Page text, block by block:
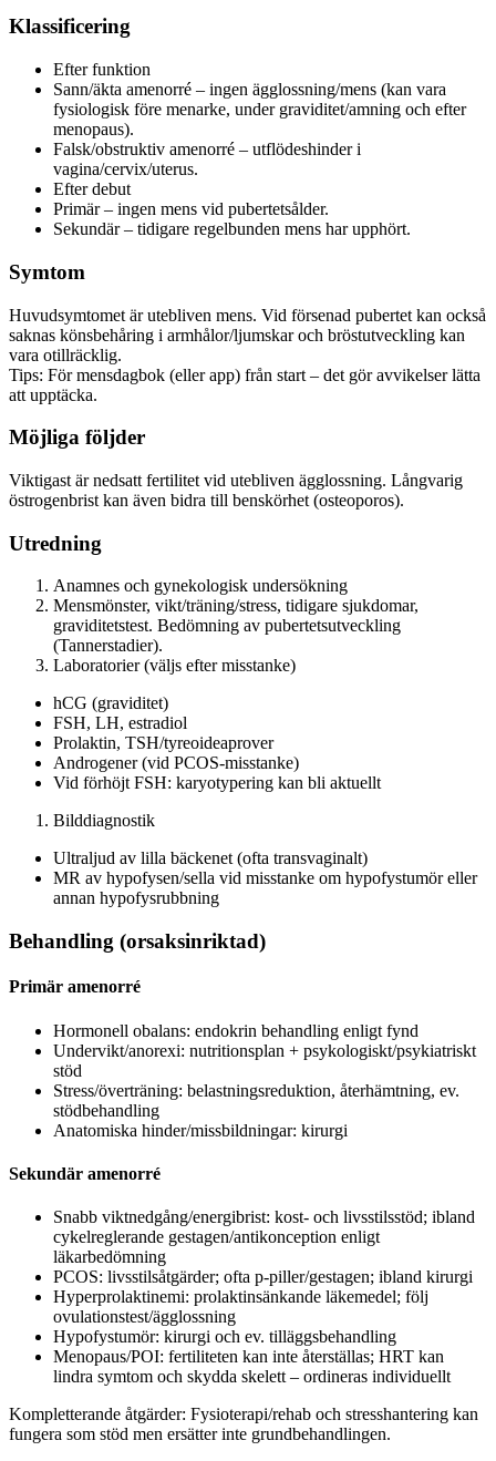
Klassificering
Efter funktion
Sann/äkta amenorré – ingen ägglossning/mens (kan vara
fysiologisk före menarke, under graviditet/amning och efter
menopaus).
Falsk/obstruktiv amenorré – utflödeshinder i
vagina/cervix/uterus.
Efter debut
Primär – ingen mens vid pubertetsålder.
Sekundär – tidigare regelbunden mens har upphört.
Symtom
Huvudsymtomet är utebliven mens. Vid försenad pubertet kan också
saknas könsbehåring i armhålor/ljumskar och bröstutveckling kan
vara otillräcklig.
Tips: För mensdagbok (eller app) från start – det gör avvikelser lätta
att upptäcka.
Möjliga följder
Viktigast är nedsatt fertilitet vid utebliven ägglossning. Långvarig
östrogenbrist kan även bidra till benskörhet (osteoporos).
Utredning
Anamnes och gynekologisk undersökning
Mensmönster, vikt/träning/stress, tidigare sjukdomar,
graviditetstest. Bedömning av pubertetsutveckling
(Tannerstadier).
Laboratorier (väljs efter misstanke)
hCG (graviditet)
FSH, LH, estradiol
Prolaktin, TSH/tyreoideaprover
Androgener (vid PCOS-misstanke)
Vid förhöjt FSH: karyotypering kan bli aktuellt
Bilddiagnostik
Ultraljud av lilla bäckenet (ofta transvaginalt)
MR av hypofysen/sella vid misstanke om hypofystumör eller
annan hypofysrubbning
Behandling (orsaksinriktad)
Primär amenorré
Hormonell obalans: endokrin behandling enligt fynd
Undervikt/anorexi: nutritionsplan + psykologiskt/psykiatriskt
stöd
Stress/överträning: belastningsreduktion, återhämtning, ev.
stödbehandling
Anatomiska hinder/missbildningar: kirurgi
Sekundär amenorré
Snabb viktnedgång/energibrist: kost- och livsstilsstöd; ibland
cykelreglerande gestagen/antikonception enligt
läkarbedömning
PCOS: livsstilsåtgärder; ofta p-piller/gestagen; ibland kirurgi
Hyperprolaktinemi: prolaktinsänkande läkemedel; följ
ovulationstest/ägglossning
Hypofystumör: kirurgi och ev. tilläggsbehandling
Menopaus/POI: fertiliteten kan inte återställas; HRT kan
lindra symtom och skydda skelett – ordineras individuellt
Kompletterande åtgärder: Fysioterapi/rehab och stresshantering kan
fungera som stöd men ersätter inte grundbehandlingen.